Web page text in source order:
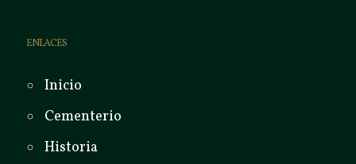
ENLACES
Inicio
Cementerio
Historia